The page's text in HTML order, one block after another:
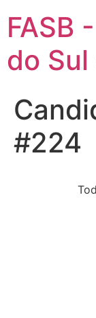
FASB
do Sul
#224